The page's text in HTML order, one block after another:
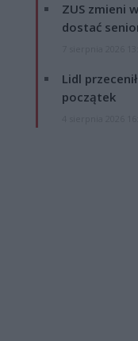
ZUS zmieni
dostać
Lidl
początek